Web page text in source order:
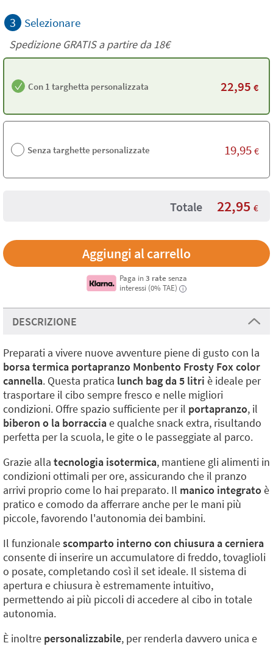
3 Selezionare
Spedizione GRATIS a partire da18€
Con 1 targhetta personalizzata 22,95 €
Senza targhette personalizzate 19,95 €
Totale 22,95 €
Paga in 3 rate senza
interessi (0% TAE)
i
DESCRIZIONE
Preparati a vivere nuove avventure piene di gusto con la
borsa termica portapranzo Monbento Frosty Fox color
cannella. Questa pratica lunch bag da 5 litri è ideale per
trasportare il cibo sempre fresco e nelle migliori
condizioni. Offre spazio sufficiente per il portapranzo, il
biberon o la borracciae qualche snack extra, risultando
perfetta per la scuola, le gite o le passeggiate al parco.
Grazie alla tecnologia isotermica, mantiene gli alimenti in
condizioni ottimali per ore, assicurando che il pranzo
arrivi proprio come lo hai preparato. Il manico integratoè
pratico e comodo da afferrare anche per le mani più
piccole, favorendo l'autonomia dei bambini.
Il funzionalescomparto interno con chiusura a cerniera
consente di inserire un accumulatore di freddo, tovaglioli
o posate, completando così il set ideale. Il sistema di
apertura e chiusura è estremamente intuitivo,
permettendo ai più piccoli di accedere al cibo in totale
autonomia.
È inoltre personalizzabile, per renderla davvero unica e